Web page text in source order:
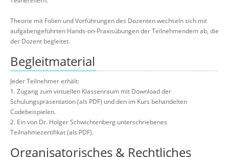
Theorie mit Folien und Vorführungen des Dozenten wechseln sich mit
aufgabengeführten Hands-on-Praxisübungen der Teilnehmendem ab, die
der Dozent begleitet.
Begleitmaterial
Jeder Teilnehmer erhält:
1. Zugang zum virtuellen Klassenraum mit Download der
Schulungspräsentation (als PDF) und den im Kurs behandelten
Codebeispielen.
2. Ein von Dr. Holger Schwichtenberg unterschriebenes
Teilnahmezertifikat (als PDF).
Organisatorisches & Rechtliches